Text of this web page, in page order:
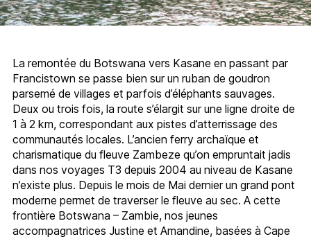
La remontée du Botswana vers Kasane en passant par
Francistown se passe bien sur un ruban de goudron
parsemé de villages et parfois d’éléphants sauvages.
Deux ou trois fois, la route s’élargit sur une ligne droite de
1 à 2 km, correspondant aux pistes d’atterrissage des
communautés locales. L’ancien ferry archaïque et
charismatique du fleuve Zambeze qu’on empruntait jadis
dans nos voyages T3 depuis 2004 au niveau de Kasane
n’existe plus. Depuis le mois de Mai dernier un grand pont
moderne permet de traverser le fleuve au sec. A cette
frontière Botswana – Zambie, nos jeunes
accompagnatrices Justine et Amandine, basées à Cape